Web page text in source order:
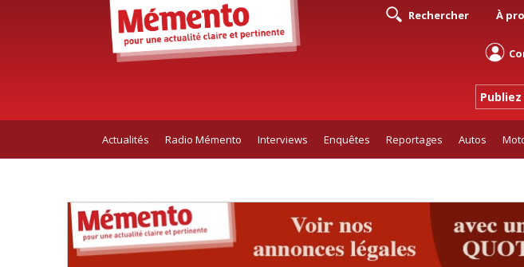
Rechercher À
Actualités Radio Mémento Interviews Enquêtes Reportages Autos